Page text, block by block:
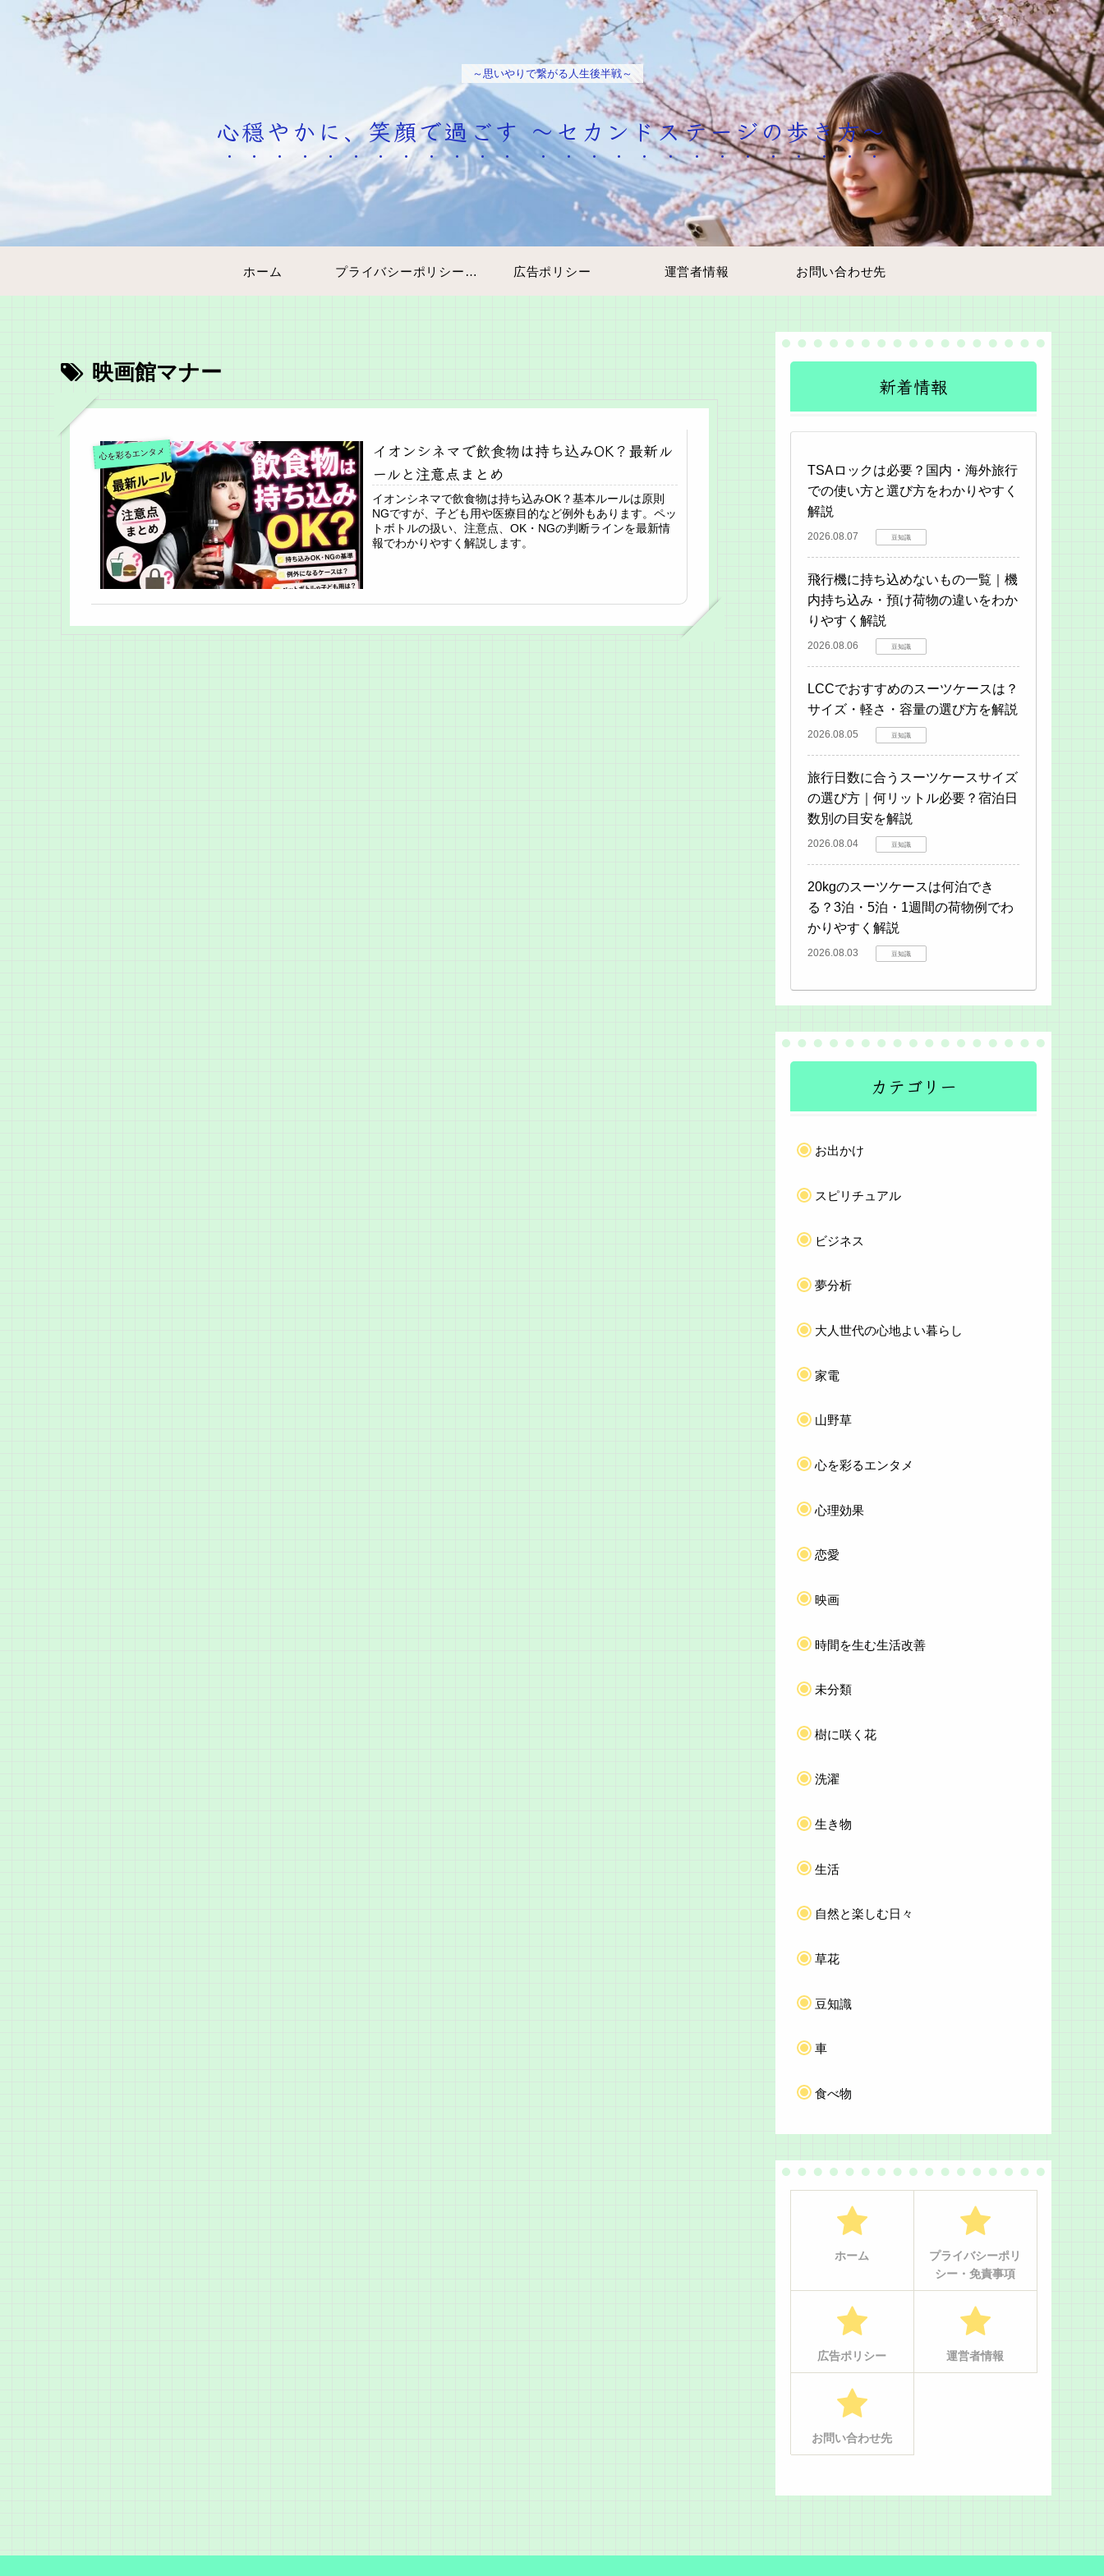
～思いやりで繋がる人生後半戦～
心穏やかに、笑顔で過ごす ～セカンドステージの歩き方～
ホーム プライバシーポリシー・免責事項 広告ポリシー 運営者情報 お問い合わせ先
映画館マナー
心を彩るエンタメ
イオンシネマで飲食物は持ち込みOK？最新ル
ールと注意点まとめ
イオンシネマで飲食物は持ち込みOK？基本ルールは原則
NGですが、子ども用や医療目的など例外もあります。ペッ
トボトルの扱い、注意点、OK・NGの判断ラインを最新情
報でわかりやすく解説します。
新着情報
TSAロックは必要？国内・海外旅行
での使い方と選び方をわかりやすく
解説
2026.08.07 豆知識
飛行機に持ち込めないもの一覧｜機
内持ち込み・預け荷物の違いをわか
りやすく解説
2026.08.06 豆知識
LCCでおすすめのスーツケースは？
サイズ・軽さ・容量の選び方を解説
2026.08.05 豆知識
旅行日数に合うスーツケースサイズ
の選び方｜何リットル必要？宿泊日
数別の目安を解説
2026.08.04 豆知識
20kgのスーツケースは何泊でき
る？3泊・5泊・1週間の荷物例でわ
かりやすく解説
2026.08.03 豆知識
カテゴリー
お出かけ
スピリチュアル
ビジネス
夢分析
大人世代の心地よい暮らし
家電
山野草
心を彩るエンタメ
心理効果
恋愛
映画
時間を生む生活改善
未分類
樹に咲く花
洗濯
生き物
生活
自然と楽しむ日々
草花
豆知識
車
食べ物
ホーム
プライバシーポリ
シー・免責事項
広告ポリシー 運営者情報
お問い合わせ先